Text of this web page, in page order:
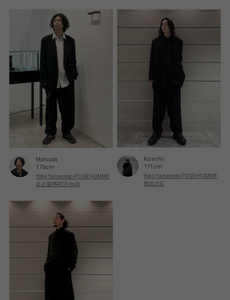
Matsuda
170cm
Yohji Yamamoto POUR HOMME
名古屋PARCO midi
Kurasho
171cm
Yohji Yamamoto POUR HOMME
西武渋谷